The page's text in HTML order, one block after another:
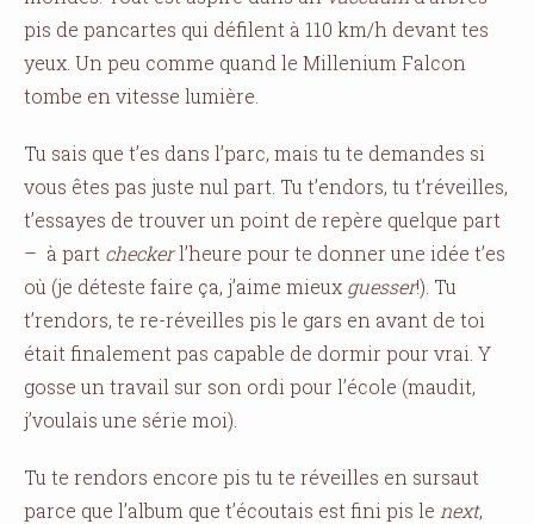
pis de pancartes qui défilent à 110 km/h devant tes
yeux. Un peu comme quand le Millenium Falcon
tombe en vitesse lumière.
Tu sais que t’es dans l’parc, mais tu te demandes si
vous êtes pas juste nul part. Tu t’endors, tu t’réveilles,
t’essayes de trouver un point de repère quelque part
– à part checkerl’heure pour te donner une idée t’es
où (je déteste faire ça, j’aime mieux guesser!). Tu
t’rendors, te re-réveilles pis le gars en avant de toi
était finalement pas capable de dormir pour vrai. Y
gosse un travail sur son ordi pour l’école (maudit,
j’voulais une série moi).
Tu te rendors encore pis tu te réveilles en sursaut
parce que l’album que t’écoutais est fini pis le next,